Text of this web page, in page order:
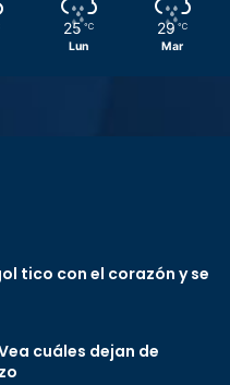
25 ℃
Lun
29 ℃
Mar
tico con el corazón y se
cuáles dejan de